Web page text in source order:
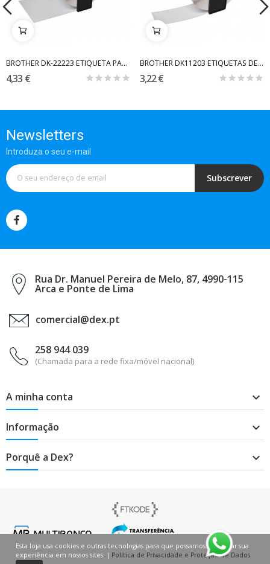
BROTHER DK-22223 ETIQUETA PAPEL TÉRMICO...
4,33 €
BROTHER DK11203 ETIQUETAS DE PAPEL TÉRMICO...
3,22 €
Newsletters
Introduza o seu e-mail
Subscrever
Rua Dr. Manuel Pereira de Melo, 87, 4990-115
Arca e Ponte de Lima
comercial@dex.pt
258 944 039
(Chamada para a rede fixa/móvel nacional)
A minha conta 
Informação 
Porquê a Dex? 
Esta loja usa cookies e outras tecnologias para que possamos melhorar sua
experiência em nossos sites. | Política de Privacidade e Proteção de Dados